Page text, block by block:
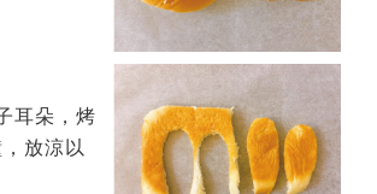
耳朵，烤
放涼以